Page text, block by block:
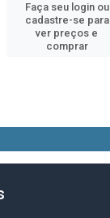
Faça seu login ou
cadastre-se para
ver preços e
comprar